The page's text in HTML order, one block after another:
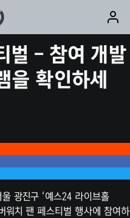
벌 – 참여 개발
을 확인하세
광진구 ‘예스24 라이브홀
워치 팬 페스티벌 행사에 참여하